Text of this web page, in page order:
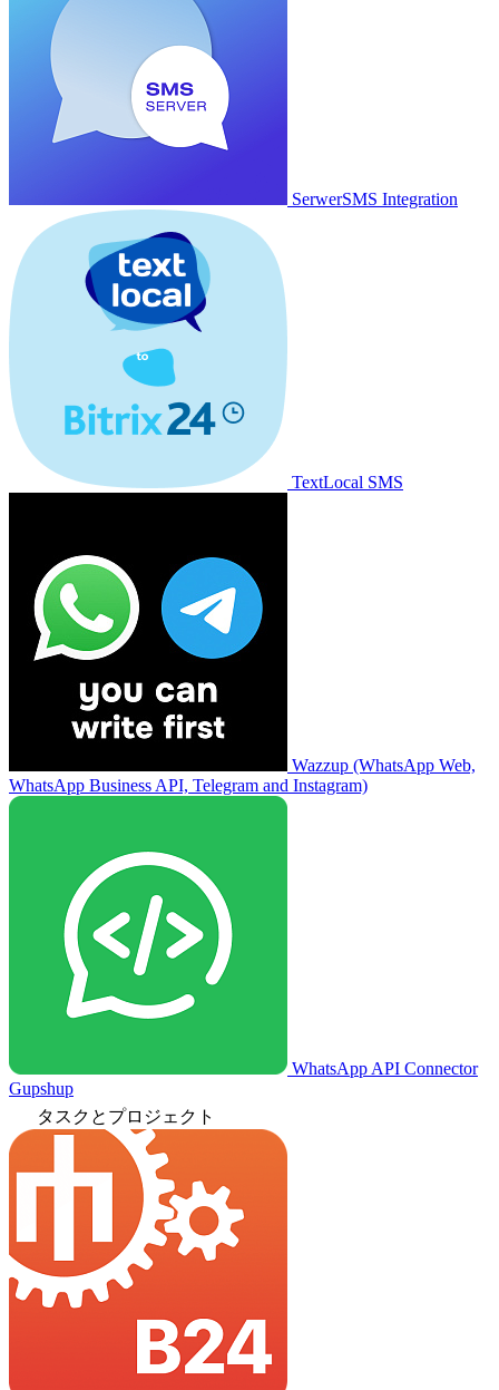
SerwerSMS Integration
TextLocal SMS
Wazzup (WhatsApp Web,
WhatsApp Business API, Telegram and Instagram)
WhatsApp API Connector
Gupshup
タスクとプロジェクト